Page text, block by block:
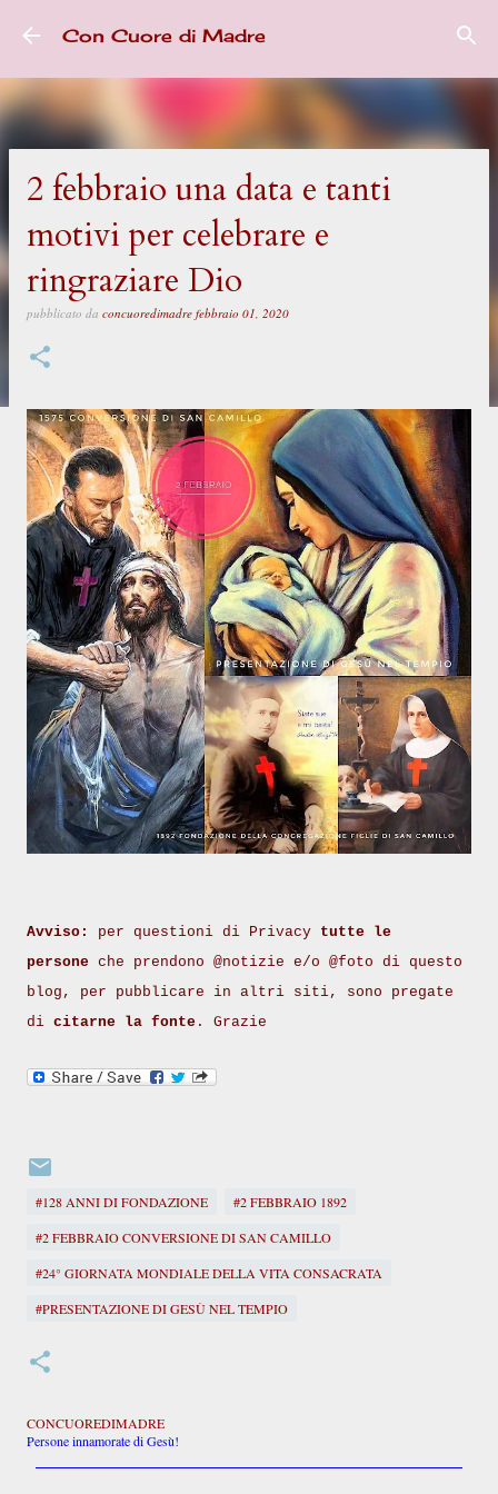
Passa ai contenuti principali
Con Cuore di Madre
2 febbraio una data e tanti
motivi per celebrare e
ringraziare Dio
pubblicato da concuoredimadre febbraio 01, 2020
Avviso: per questioni di Privacy tutte le
persone che prendono @notizie e/o @foto di questo
blog, per pubblicare in altri siti, sono pregate
di citarne la fonte . Grazie
#128 ANNI DI FONDAZIONE
#2 FEBBRAIO 1892
#2 FEBBRAIO CONVERSIONE DI SAN CAMILLO
#24° GIORNATA MONDIALE DELLA VITA CONSACRATA
#PRESENTAZIONE DI GESÙ NEL TEMPIO
CONCUOREDIMADRE
Persone innamorate di Gesù!